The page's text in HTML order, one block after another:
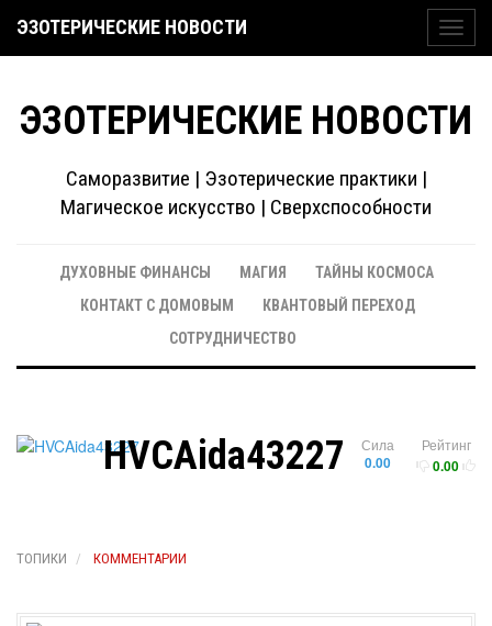
ЭЗОТЕРИЧЕСКИЕ НОВОСТИ
ЭЗОТЕРИЧЕСКИЕ НОВОСТИ
Саморазвитие | Эзотерические практики |
Магическое искусство | Сверхспособности
ДУХОВНЫЕ ФИНАНСЫ МАГИЯ
ТАЙНЫ КОСМОСА
КОНТАКТ С ДОМОВЫМ
КВАНТОВЫЙ ПЕРЕХОД
СОТРУДНИЧЕСТВО
Рейтинг
0.00
Сила
0.00
HVCAida43227
ТОПИКИ КОММЕНТАРИИ